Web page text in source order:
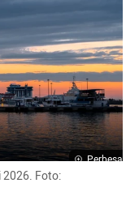
Perbesar
Foto: